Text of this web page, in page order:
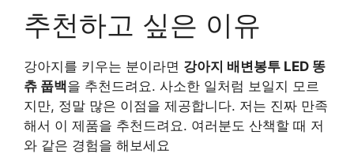
추천하고 싶은 이유
강아지를 키우는 분이라면 강아지 배변봉투 LED 똥
츄 풉백을 추천드려요. 사소한 일처럼 보일지 모르
지만, 정말 많은 이점을 제공합니다. 저는 진짜 만족
해서 이 제품을 추천드려요. 여러분도 산책할 때 저
와 같은 경험을 해보세요